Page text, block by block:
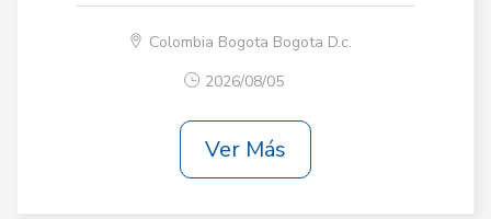
Colombia Bogota Bogota D.c.
2026/08/05
Ver Más